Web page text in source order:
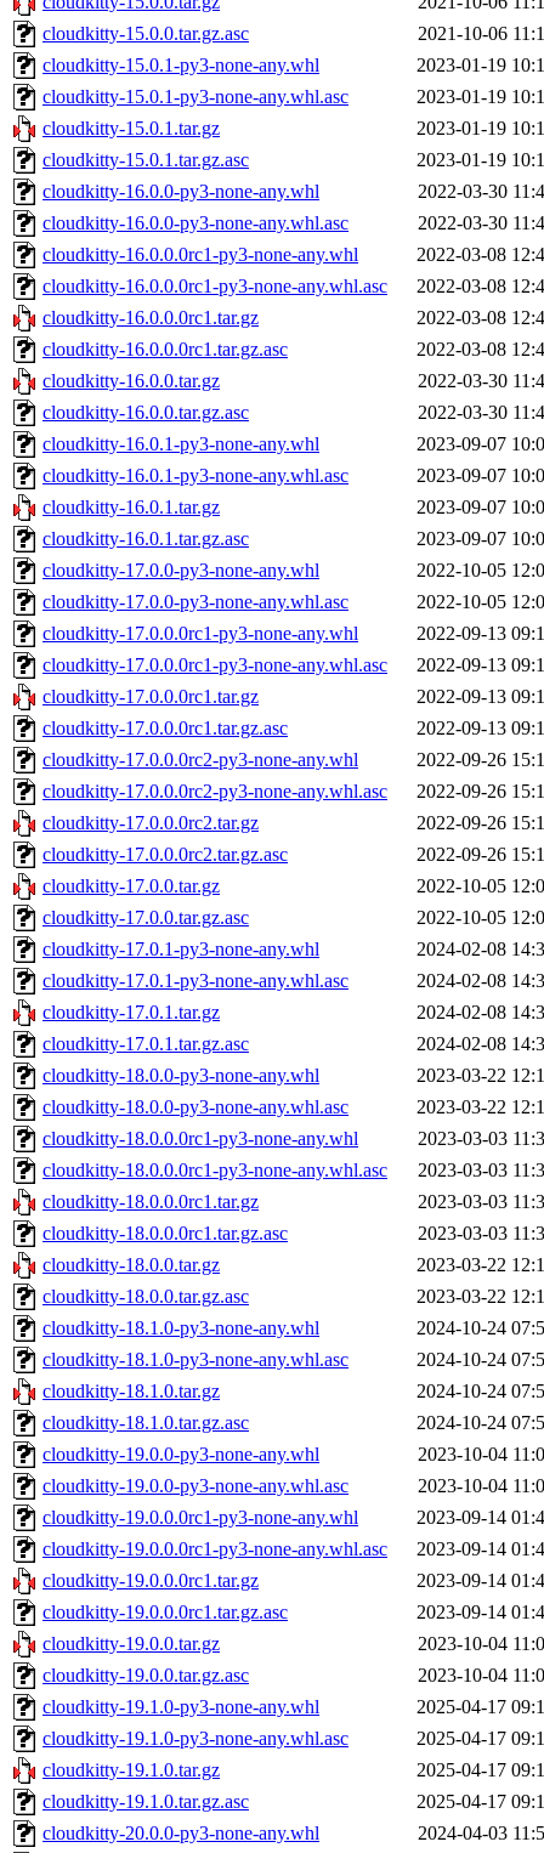
cloudkitty-15.0.0.tar.gz.asc
2021-10-06
cloudkitty-15.0.1-py3-none-any.whl
2023-01-19
cloudkitty-15.0.1-py3-none-any.whl.asc
2023-01-19
cloudkitty-15.0.1.tar.gz
2023-01-19
cloudkitty-15.0.1.tar.gz.asc
2023-01-19
cloudkitty-16.0.0-py3-none-any.whl
2022-03-30
cloudkitty-16.0.0-py3-none-any.whl.asc
2022-03-30
cloudkitty-16.0.0.0rc1-py3-none-any.whl
2022-03-08
cloudkitty-16.0.0.0rc1-py3-none-any.whl.asc
2022-03-08
cloudkitty-16.0.0.0rc1.tar.gz
2022-03-08
cloudkitty-16.0.0.0rc1.tar.gz.asc
2022-03-08
cloudkitty-16.0.0.tar.gz
2022-03-30
cloudkitty-16.0.0.tar.gz.asc
2022-03-30
cloudkitty-16.0.1-py3-none-any.whl
2023-09-07
cloudkitty-16.0.1-py3-none-any.whl.asc
2023-09-07
cloudkitty-16.0.1.tar.gz
2023-09-07
cloudkitty-16.0.1.tar.gz.asc
2023-09-07
cloudkitty-17.0.0-py3-none-any.whl
2022-10-05
cloudkitty-17.0.0-py3-none-any.whl.asc
2022-10-05
cloudkitty-17.0.0.0rc1-py3-none-any.whl
2022-09-13
cloudkitty-17.0.0.0rc1-py3-none-any.whl.asc
2022-09-13
cloudkitty-17.0.0.0rc1.tar.gz
2022-09-13
cloudkitty-17.0.0.0rc1.tar.gz.asc
2022-09-13
cloudkitty-17.0.0.0rc2-py3-none-any.whl
2022-09-26
cloudkitty-17.0.0.0rc2-py3-none-any.whl.asc
2022-09-26
cloudkitty-17.0.0.0rc2.tar.gz
2022-09-26
cloudkitty-17.0.0.0rc2.tar.gz.asc
2022-09-26
cloudkitty-17.0.0.tar.gz
2022-10-05
cloudkitty-17.0.0.tar.gz.asc
2022-10-05
cloudkitty-17.0.1-py3-none-any.whl
2024-02-08
cloudkitty-17.0.1-py3-none-any.whl.asc
2024-02-08
cloudkitty-17.0.1.tar.gz
2024-02-08
cloudkitty-17.0.1.tar.gz.asc
2024-02-08
cloudkitty-18.0.0-py3-none-any.whl
2023-03-22
cloudkitty-18.0.0-py3-none-any.whl.asc
2023-03-22
cloudkitty-18.0.0.0rc1-py3-none-any.whl
2023-03-03
cloudkitty-18.0.0.0rc1-py3-none-any.whl.asc
2023-03-03
cloudkitty-18.0.0.0rc1.tar.gz
2023-03-03
cloudkitty-18.0.0.0rc1.tar.gz.asc
2023-03-03
cloudkitty-18.0.0.tar.gz
2023-03-22
cloudkitty-18.0.0.tar.gz.asc
2023-03-22
cloudkitty-18.1.0-py3-none-any.whl
2024-10-24
cloudkitty-18.1.0-py3-none-any.whl.asc
2024-10-24
cloudkitty-18.1.0.tar.gz
2024-10-24
cloudkitty-18.1.0.tar.gz.asc
2024-10-24
cloudkitty-19.0.0-py3-none-any.whl
2023-10-04
cloudkitty-19.0.0-py3-none-any.whl.asc
2023-10-04
cloudkitty-19.0.0.0rc1-py3-none-any.whl
2023-09-14
cloudkitty-19.0.0.0rc1-py3-none-any.whl.asc
2023-09-14
cloudkitty-19.0.0.0rc1.tar.gz
2023-09-14
cloudkitty-19.0.0.0rc1.tar.gz.asc
2023-09-14
cloudkitty-19.0.0.tar.gz
2023-10-04
cloudkitty-19.0.0.tar.gz.asc
2023-10-04
cloudkitty-19.1.0-py3-none-any.whl
2025-04-17
cloudkitty-19.1.0-py3-none-any.whl.asc
2025-04-17
cloudkitty-19.1.0.tar.gz
2025-04-17
cloudkitty-19.1.0.tar.gz.asc
2025-04-17
cloudkitty-20.0.0-py3-none-any.whl
2024-04-03